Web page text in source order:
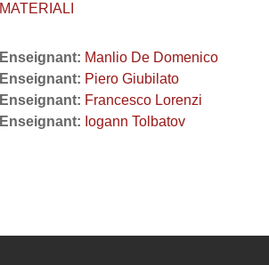
MATERIALI
Enseignant: Manlio De Domenico
Enseignant: Piero Giubilato
Enseignant: Francesco Lorenzi
Enseignant: Iogann Tolbatov